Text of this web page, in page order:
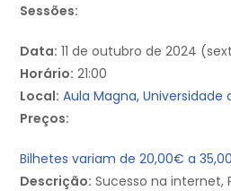
Sessões:
Data: 11 de outubro de 2024
Horário: 21:00
Local: Aula Magna, Universidade
Preços:
Bilhetes variam de 20,00€ a
Descrição: Sucesso na internet,